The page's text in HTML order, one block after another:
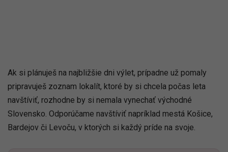
Ak si plánuješ na najbližšie dni výlet, prípadne už pomaly
pripravuješ zoznam lokalít, ktoré by si chcela počas leta
navštíviť, rozhodne by si nemala vynechať východné
Slovensko. Odporúčame navštíviť napríklad mestá Košice,
Bardejov či Levoču, v ktorých si každý príde na svoje.